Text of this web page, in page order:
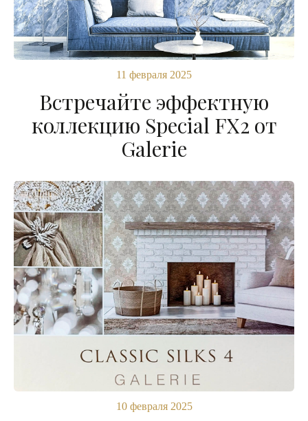
11 февраля 2025
Встречайте эффектную
коллекцию Special FX2 от
Galerie
10 февраля 2025